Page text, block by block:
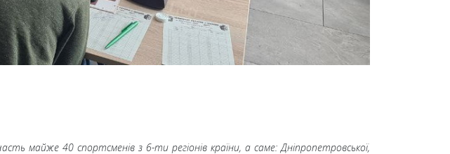
майже 40 спортсменів з 6-ти регіонів країни, а саме: Дніпропетровської,